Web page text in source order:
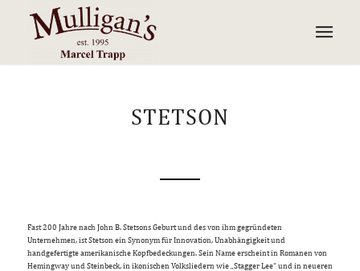
STETSON
Fast 200 Jahre nach John B. Stetsons Geburt und des von ihm gegründeten
Unternehmen, ist Stetson ein Synonym für Innovation, Unabhängigkeit und
handgefertigte amerikanische Kopfbedeckungen. Sein Name erscheint in Romanen von
Hemingway und Steinbeck, in ikonischen Volksliedern wie „Stagger Lee“ und in neueren